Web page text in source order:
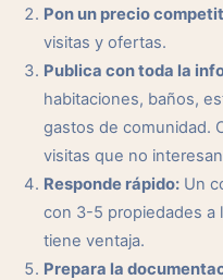
Pon un precio
visitas y ofertas.
Publica con toda la
habitaciones, baños,
gastos de comunidad.
visitas que no
Responde rápido: Un
con 3-5 propiedades a
tiene ventaja.
Prepara la